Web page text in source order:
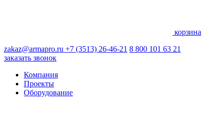
корзина
zakaz@armapro.ru +7 (3513) 26-46-21 8 800 101 63 21
заказать звонок
Компания
Проекты
Оборудование